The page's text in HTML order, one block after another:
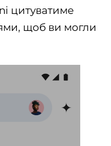
цитуватиме
щоб ви могли